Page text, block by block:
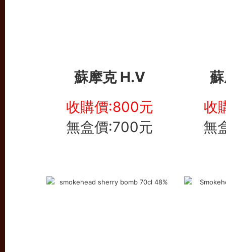
蘇摩克 H.V
收購價:800元
無盒價:700元
收
無